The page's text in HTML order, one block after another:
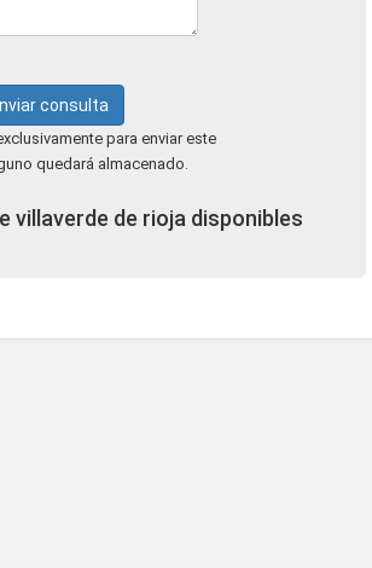
consulta
para enviar este
quedará almacenado.
villaverde de rioja disponibles